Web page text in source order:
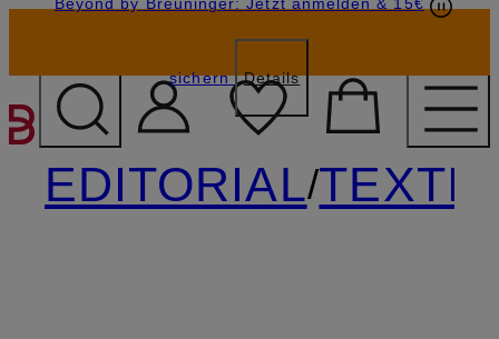
ZUM HAUPTINHALT
sichern Details
GESCHENK20
EDITORIAL/